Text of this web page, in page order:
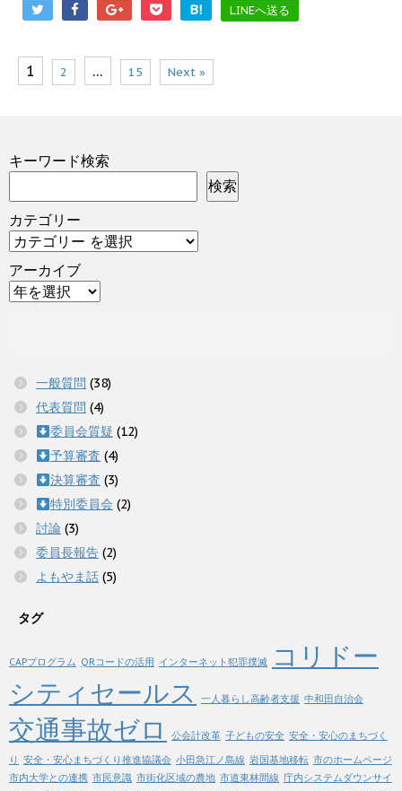
B! LINEへ送る
1 2 … 15 Next »
キーワード検索
検索
カテゴリー
アーカイブ
一般質問 (38)
代表質問 (4)
委員会質疑 (12)
予算審査 (4)
決算審査 (3)
特別委員会 (2)
討論 (3)
委員長報告 (2)
よもやま話 (5)
タグ
CAPプログラム QRコードの活用 インターネット犯罪撲滅
コリドー
シティセールス
一人暮らし高齢者支援 中和田自治会
交通事故ゼロ 公会計改革 子どもの安全 安全・安心のまちづく
り 安全・安心まちづくり推進協議会 小田急江ノ島線 岩国基地移転 市のホームページ
市内大学との連携 市民意識 市街化区域の農地 市道東林間線 庁内システムダウンサイ